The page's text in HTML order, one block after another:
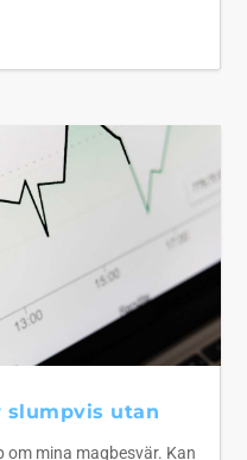
slumpvis utan
mina magbesvär. Kan